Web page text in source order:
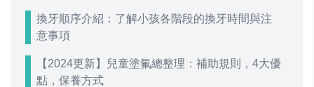
換牙順序介紹：了解小孩各階段的換牙時間與注
意事項
【2024更新】兒童塗氟總整理：補助規則，4大優
點，保養方式